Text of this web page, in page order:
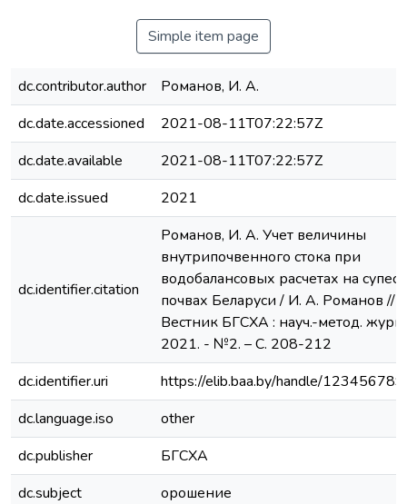
Simple item page
dc.contributor.author
Романов, И. А.
dc.date.accessioned
2021-08-11T07:22:57Z
dc.date.available
2021-08-11T07:22:57Z
dc.date.issued
2021
dc.identifier.citation
Романов, И. А. Учет величины
внутрипочвенного стока при
водобалансовых расчетах на
почвах Беларуси / И. А. Романов //
Вестник БГСХА : науч.-метод.
2021. - №2. – С. 208-212
dc.identifier.uri
https://elib.baa.by/handle/
dc.language.iso
other
dc.publisher
БГСХА
dc.subject
орошение